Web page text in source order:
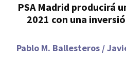
PSA Madrid producirá
2021 con una
Pablo M. Ballesteros /